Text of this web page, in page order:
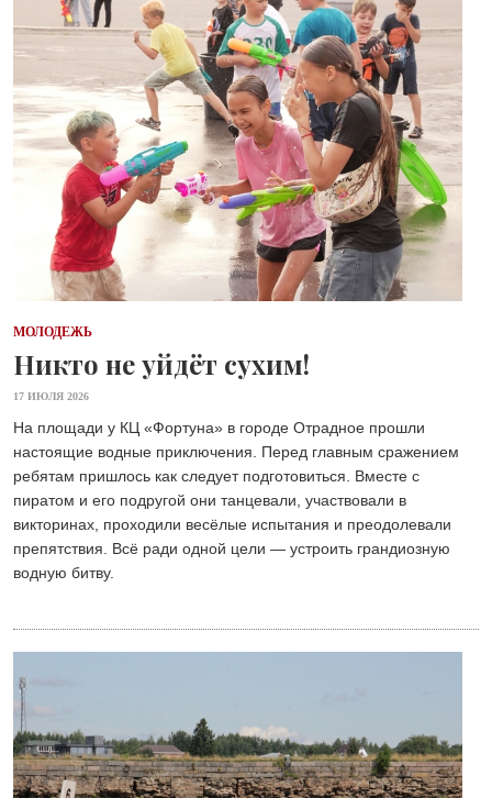
МОЛОДЕЖЬ
Никто не уйдёт сухим!
17 ИЮЛЯ 2026
На площади у КЦ «Фортуна» в городе Отрадное прошли
настоящие водные приключения. Перед главным сражением
ребятам пришлось как следует подготовиться. Вместе с
пиратом и его подругой они танцевали, участвовали в
викторинах, проходили весёлые испытания и преодолевали
препятствия. Всё ради одной цели — устроить грандиозную
водную битву.